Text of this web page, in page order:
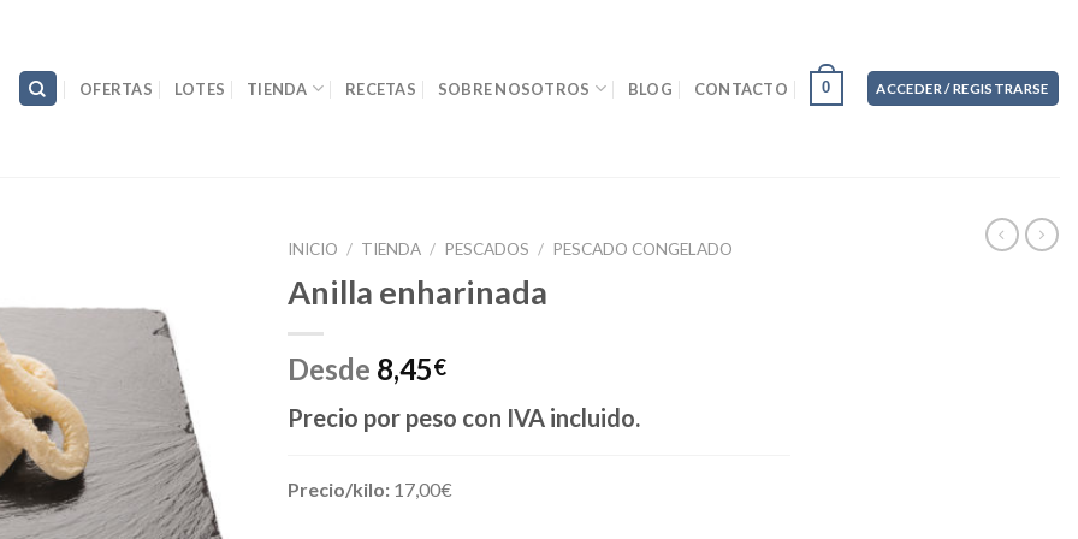
OFERTAS LOTES TIENDA RECETAS SOBRE NOSOTROS BLOG CONTACTO 0 ACCEDER / REGISTRARSE
INICIO / TIENDA / PESCADOS / PESCADO CONGELADO
Anilla enharinada
Desde 8,45€
Precio por peso con IVA incluido.
Precio/kilo: 17,00€